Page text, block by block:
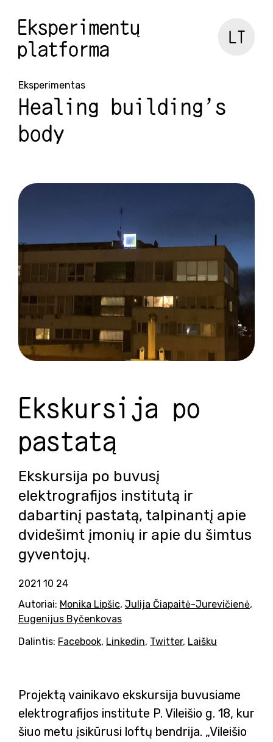
LT
Eksperimentas
Healing building's
body
Ekskursija po
pastatą
Ekskursija po buvusį
elektrografijos institutą ir
dabartinį pastatą, talpinantį apie
dvidešimt įmonių ir apie du šimtus
gyventojų.
2021 10 24
Autoriai: Monika Lipšic, Julija Čiapaitė-Jurevičienė,
Eugenijus Byčenkovas
Dalintis: Facebook, Linkedin, Twitter, Laišku
Projektą vainikavo ekskursija buvusiame
elektrografijos institute P. Vileišio g. 18, kur
šiuo metu įsikūrusi loftų bendrija. „Vileišio